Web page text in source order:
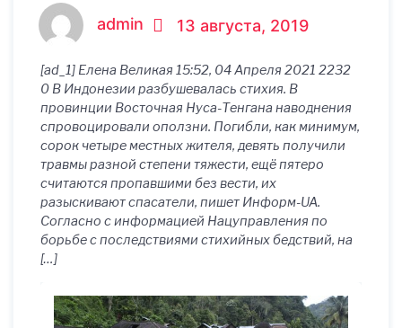
человек
admin 13 августа, 2019
[ad_1] Елена Великая 15:52, 04 Апреля 2021 2232
0 В Индонезии разбушевалась стихия. В
провинции Восточная Нуса-Тенгана наводнения
спровоцировали оползни. Погибли, как минимум,
сорок четыре местных жителя, девять получили
травмы разной степени тяжести, ещё пятеро
считаются пропавшими без вести, их
разыскивают спасатели, пишет Информ-UA.
Согласно с информацией Нацуправления по
борьбе с последствиями стихийных бедствий, на
[…]